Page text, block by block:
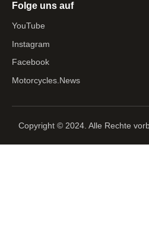
Folge uns auf
YouTube
Instagram
Facebook
Motorcycles.News
Copyright © 2024. Alle Rechte